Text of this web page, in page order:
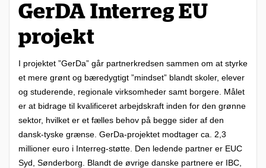
GerDA Interreg EU
projekt
I projektet ”GerDa” går partnerkredsen sammen om at styrke
et mere grønt og bæredygtigt ”mindset” blandt skoler, elever
og studerende, regionale virksomheder samt borgere. Målet
er at bidrage til kvalificeret arbejdskraft inden for den grønne
sektor, hvilket er et fælles behov på begge sider af den
dansk-tyske grænse. GerDa-projektet modtager ca. 2,3
millioner euro i Interreg-støtte. Den ledende partner er EUC
Syd, Sønderborg. Blandt de øvrige danske partnere er IBC,